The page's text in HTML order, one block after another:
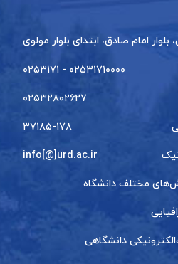
بلوار امام صادق، ابتدای بلوار مولوی
۰۲۵۳۱۷۱۰۰۰۰ - ۰۲۵۳۱۷۱
۰۲۵۳۲۸۰۲۶۲۷
۳۷۱۸۵-۱۷۸
info[@]urd.ac.ir
مختلف دانشگاه
دانشگاهی